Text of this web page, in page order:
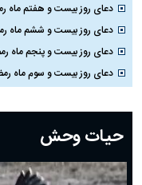
دعای روز بیست و هفتم ماه رمضان؛ ۲۶
دعای روز بیست و ششم ماه رمضان؛ ۲۵
دعای روز بیست و پنجم ماه رمضان؛ ۲۴
دعای روز بیست و سوم ماه رمضان؛ ۲۲
دعای روز بیستم ماه رمضان؛ ۱۹ اسفند ۱۴۰۴
دعای روز هشتم ماه مبارک رمضان؛ ۷ اسفند
دعای روز هفتم ماه رمضان؛ ۶ اسفند ۱۴۰۴
دعای روز ششم ماه رمضان؛ ۵ اسفند ۱۴۰۴
حیات وحش